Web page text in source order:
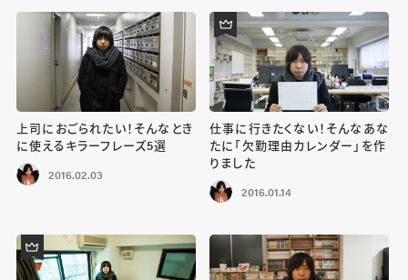
上司におごられたい！そんなとき
に使えるキラーフレーズ5選
2016.02.03
仕事に行きたくない！そんなあな
たに「欠勤理由カレンダー」を作
りました
2016.01.14